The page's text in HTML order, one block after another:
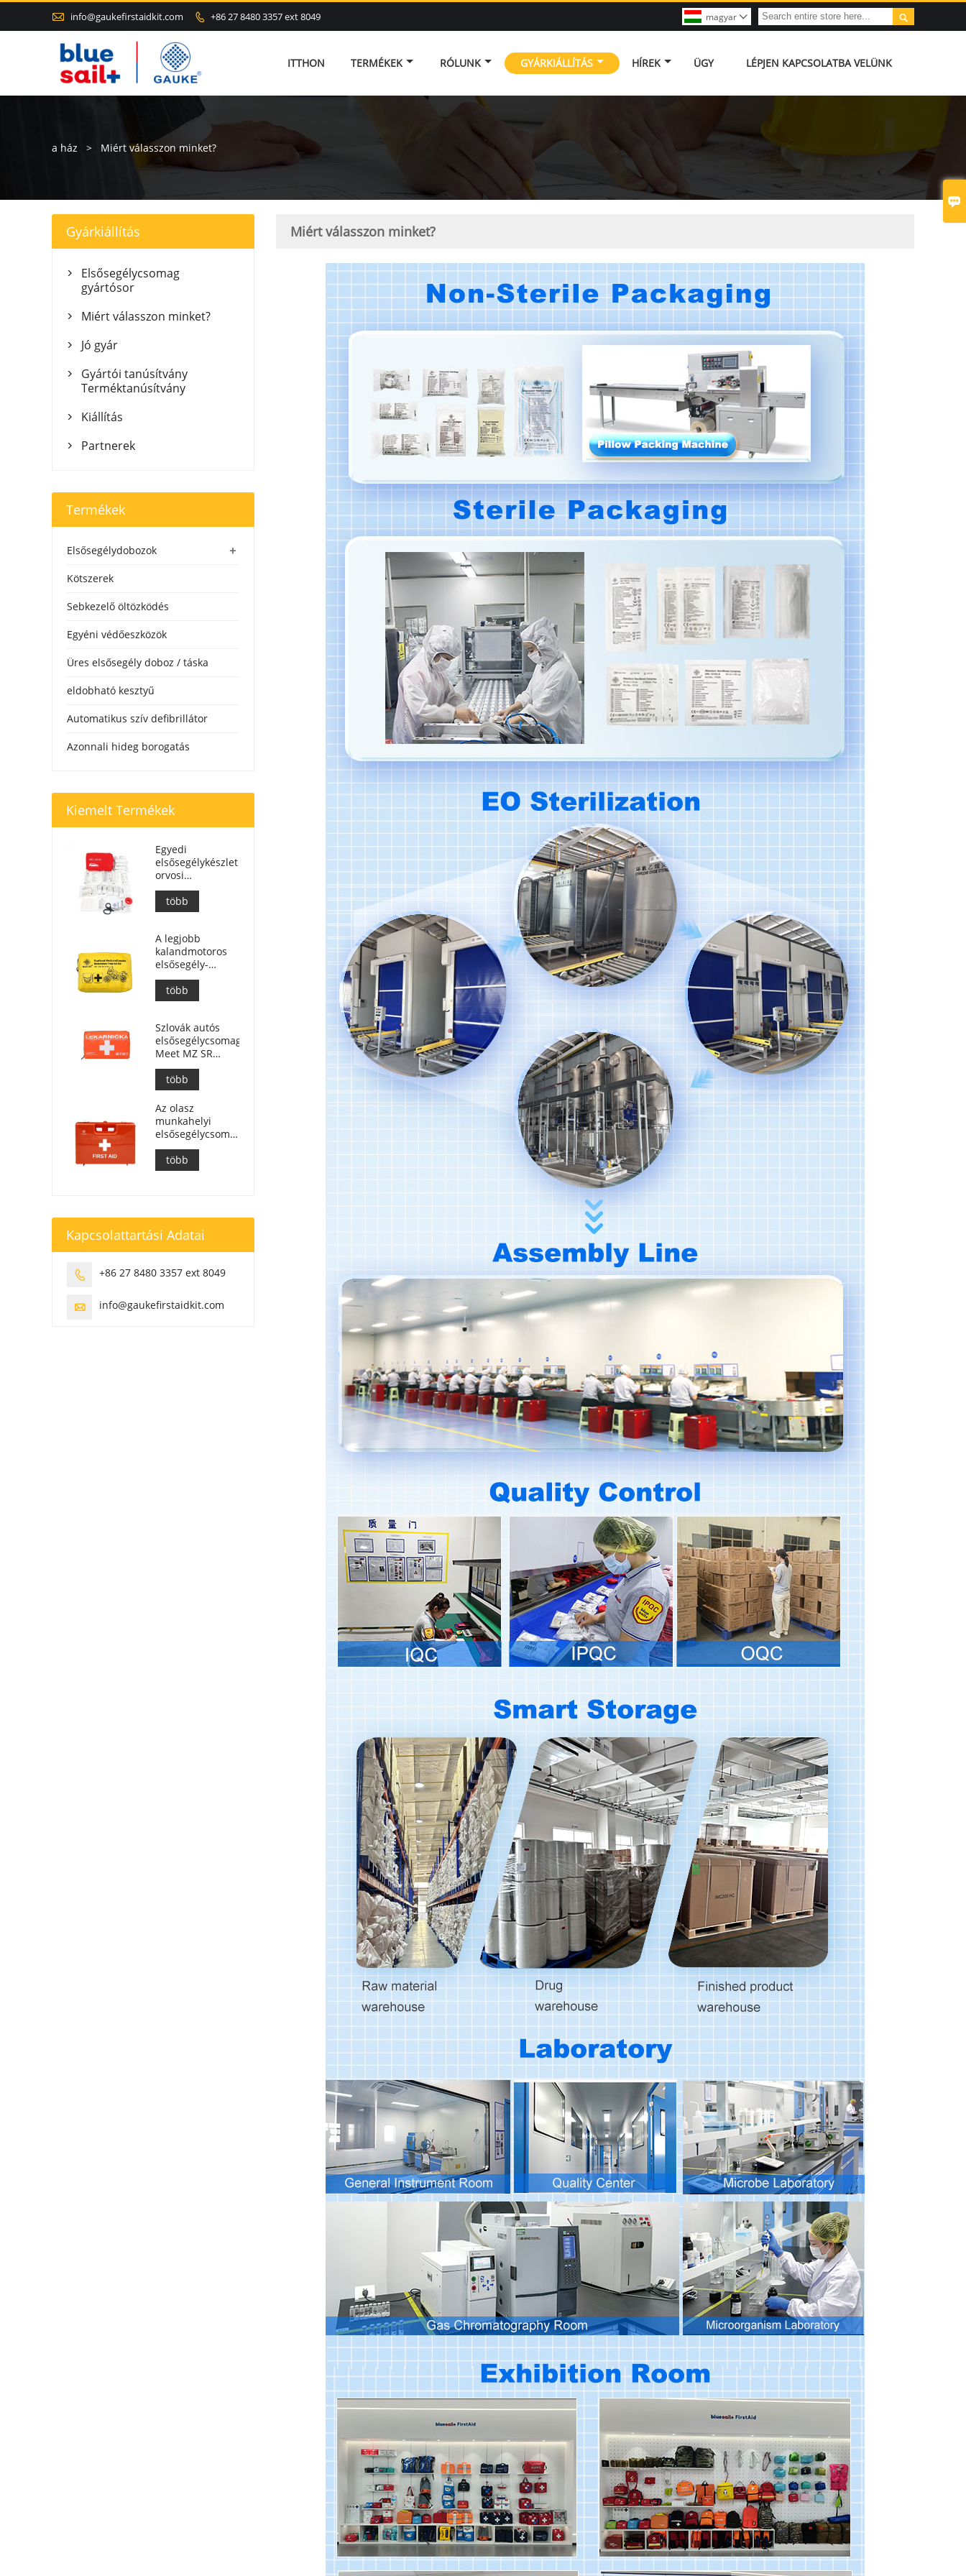

 info@gaukefirstaidkit.com  +86 27 8480 3357 ext 8049 
magyar 
ITTHON TERMÉKEK RÓLUNK GYÁRKIÁLLÍTÁS HÍREK ÜGY LÉPJEN KAPCSOLATBA VELÜNK
a ház > Miért válasszon minket?
Miért válasszon minket?
Gyárkiállítás

Elsősegélycsomag
gyártósor
 Miért válasszon minket?
 Jó gyár

Gyártói tanúsítvány
Terméktanúsítvány
 Kiállítás
 Partnerek
Termékek
+
Elsősegélydobozok
Kötszerek
Sebkezelő öltözködés
Egyéni védőeszközök
Üres elsősegély doboz / táska
eldobható kesztyű
Automatikus szív defibrillátor
Azonnali hideg borogatás
Kiemelt Termékek
Egyedi
elsősegélykészlet
orvosi
segélytáska
autóhoz
több
A legjobb
kalandmotoros
elsősegély-
készlet
motorosok
számára
több
Szlovák autós
elsősegélycsomag,
Meet MZ SR
č.143/2009
több
Az olasz
munkahelyi
elsősegélycsomagok
megfelelnek a
DM 388 del
15/07/2003
több
Kapcsolattartási Adatai
 +86 27 8480 3357 ext 8049
 info@gaukefirstaidkit.com